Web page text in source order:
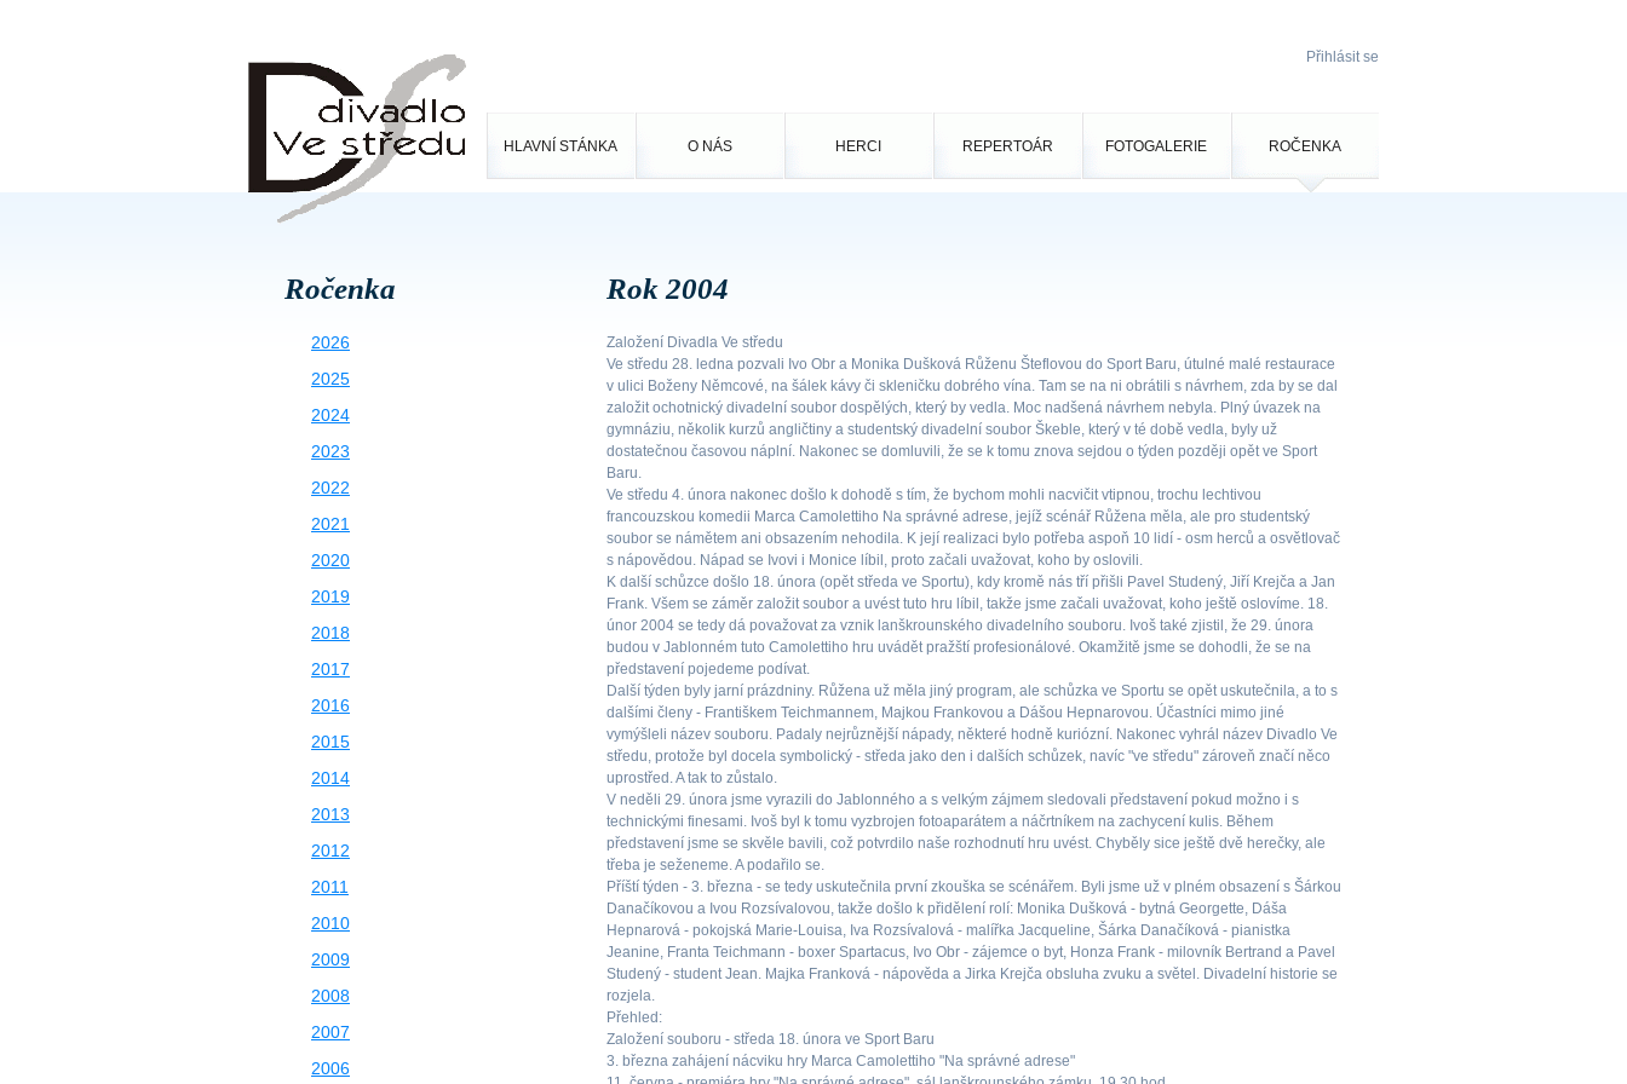
HLAVNÍ STÁNKA O NÁS HERCI REPERTOÁR FOTOGALERIE ROČENKA
Přihlásit se
Ročenka
2026
2025
2024
2023
2022
2021
2020
2019
2018
2017
2016
2015
2014
2013
2012
2011
2010
2009
2008
2007
2006
Rok 2004
Založení Divadla Ve středu
Ve středu 28. ledna pozvali Ivo Obr a Monika Dušková Růženu Šteflovou do Sport Baru, útulné malé restaurace
v ulici Boženy Němcové, na šálek kávy či skleničku dobrého vína. Tam se na ni obrátili s návrhem, zda by se dal
založit ochotnický divadelní soubor dospělých, který by vedla. Moc nadšená návrhem nebyla. Plný úvazek na
gymnáziu, několik kurzů angličtiny a studentský divadelní soubor Škeble, který v té době vedla, byly už
dostatečnou časovou náplní. Nakonec se domluvili, že se k tomu znova sejdou o týden později opět ve Sport
Baru.
Ve středu 4. února nakonec došlo k dohodě s tím, že bychom mohli nacvičit vtipnou, trochu lechtivou
francouzskou komedii Marca Camolettiho Na správné adrese, jejíž scénář Růžena měla, ale pro studentský
soubor se námětem ani obsazením nehodila. K její realizaci bylo potřeba aspoň 10 lidí - osm herců a osvětlovač
s nápovědou. Nápad se Ivovi i Monice líbil, proto začali uvažovat, koho by oslovili.
K další schůzce došlo 18. února (opět středa ve Sportu), kdy kromě nás tří přišli Pavel Studený, Jiří Krejča a Jan
Frank. Všem se záměr založit soubor a uvést tuto hru líbil, takže jsme začali uvažovat, koho ještě oslovíme. 18.
únor 2004 se tedy dá považovat za vznik lanškrounského divadelního souboru. Ivoš také zjistil, že 29. února
budou v Jablonném tuto Camolettiho hru uvádět pražští profesionálové. Okamžitě jsme se dohodli, že se na
představení pojedeme podívat.
Další týden byly jarní prázdniny. Růžena už měla jiný program, ale schůzka ve Sportu se opět uskutečnila, a to s
dalšími členy - Františkem Teichmannem, Majkou Frankovou a Dášou Hepnarovou. Účastníci mimo jiné
vymýšleli název souboru. Padaly nejrůznější nápady, některé hodně kuriózní. Nakonec vyhrál název Divadlo Ve
středu, protože byl docela symbolický - středa jako den i dalších schůzek, navíc "ve středu" zároveň značí něco
uprostřed. A tak to zůstalo.
V neděli 29. února jsme vyrazili do Jablonného a s velkým zájmem sledovali představení pokud možno i s
technickými finesami. Ivoš byl k tomu vyzbrojen fotoaparátem a náčrtníkem na zachycení kulis. Během
představení jsme se skvěle bavili, což potvrdilo naše rozhodnutí hru uvést. Chyběly sice ještě dvě herečky, ale
třeba je seženeme. A podařilo se.
Příští týden - 3. března - se tedy uskutečnila první zkouška se scénářem. Byli jsme už v plném obsazení s Šárkou
Danačíkovou a Ivou Rozsívalovou, takže došlo k přidělení rolí: Monika Dušková - bytná Georgette, Dáša
Hepnarová - pokojská Marie-Louisa, Iva Rozsívalová - malířka Jacqueline, Šárka Danačíková - pianistka
Jeanine, Franta Teichmann - boxer Spartacus, Ivo Obr - zájemce o byt, Honza Frank - milovník Bertrand a Pavel
Studený - student Jean. Majka Franková - nápověda a Jirka Krejča obsluha zvuku a světel. Divadelní historie se
rozjela.
Přehled:
Založení souboru - středa 18. února ve Sport Baru
3. března zahájení nácviku hry Marca Camolettiho "Na správné adrese"